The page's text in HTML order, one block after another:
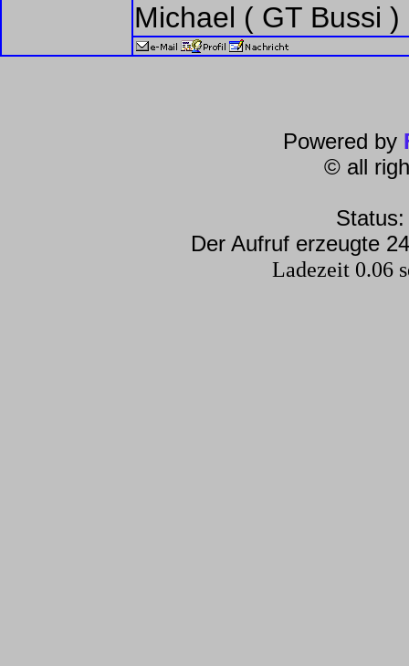
Michael ( GT Bussi )
Powered by
© all
Der Aufruf erzeugte
Ladezeit 0.06